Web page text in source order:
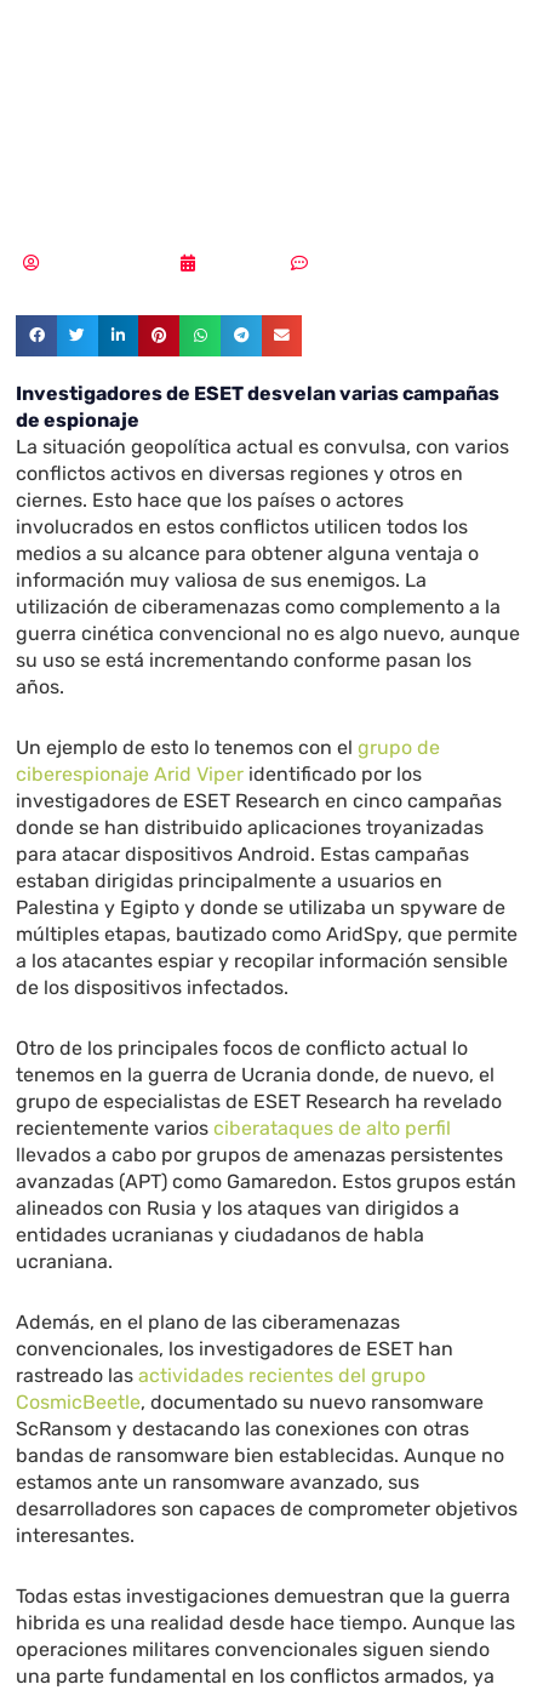
Investigadores de ESET desvelan varias campañas
de espionaje
La situación geopolítica actual es convulsa, con varios
conflictos activos en diversas regiones y otros en
ciernes. Esto hace que los países o actores
involucrados en estos conflictos utilicen todos los
medios a su alcance para obtener alguna ventaja o
información muy valiosa de sus enemigos. La
utilización de ciberamenazas como complemento a la
guerra cinética convencional no es algo nuevo, aunque
su uso se está incrementando conforme pasan los
años.
Un ejemplo de esto lo tenemos con elgrupo de
ciberespionaje Arid Viper identificado por los
investigadores de ESET Research en cinco campañas
donde se han distribuido aplicaciones troyanizadas
para atacar dispositivos Android. Estas campañas
estaban dirigidas principalmente a usuarios en
Palestina y Egipto y donde se utilizaba un spyware de
múltiples etapas, bautizado como AridSpy, que permite
a los atacantes espiar y recopilar información sensible
de los dispositivos infectados.
Otro de los principales focos de conflicto actual lo
tenemos en la guerra de Ucrania donde, de nuevo, el
grupo de especialistas de ESET Research ha revelado
recientemente variosciberataques de alto perfil
llevados a cabo por grupos de amenazas persistentes
avanzadas (APT) como Gamaredon. Estos grupos están
alineados con Rusia y los ataques van dirigidos a
entidades ucranianas y ciudadanos de habla
ucraniana.
Además, en el plano de las ciberamenazas
convencionales, los investigadores de ESET han
rastreado lasactividades recientes del grupo
CosmicBeetle, documentado su nuevo ransomware
ScRansom y destacando las conexiones con otras
bandas de ransomware bien establecidas. Aunque no
estamos ante un ransomware avanzado, sus
desarrolladores son capaces de comprometer objetivos
interesantes.
Todas estas investigaciones demuestran que la guerra
hibrida es una realidad desde hace tiempo. Aunque las
operaciones militares convencionales siguen siendo
una parte fundamental en los conflictos armados, ya